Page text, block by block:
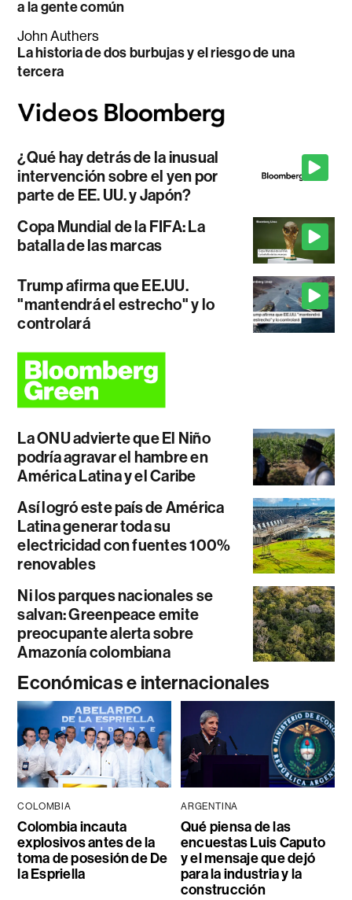
a la gente común
John Authers
La historia de dos burbujas y el riesgo de una
tercera
¿Qué hay detrás de la inusual
intervención sobre el yen por
parte de EE. UU. y Japón?
Copa Mundial de la FIFA: La
batalla de las marcas
Trump afirma que EE.UU.
"mantendrá el estrecho" y lo
controlará
La ONU advierte que El Niño
podría agravar el hambre en
América Latina y el Caribe
Así logró este país de América
Latina generar toda su
electricidad con fuentes 100%
renovables
Ni los parques nacionales se
salvan: Greenpeace emite
preocupante alerta sobre
Amazonía colombiana
Económicas e internacionales
COLOMBIA
Colombia incauta
explosivos antes de la
toma de posesión de De
la Espriella
ARGENTINA
Qué piensa de las
encuestas Luis Caputo
y el mensaje que dejó
para la industria y la
construcción